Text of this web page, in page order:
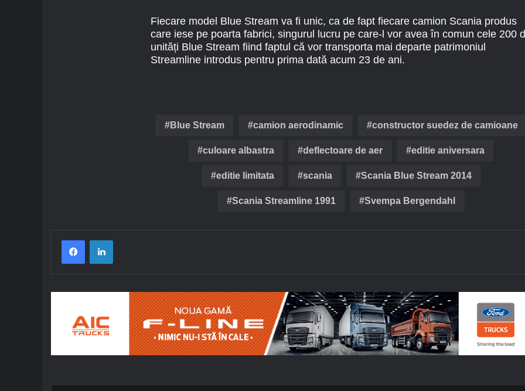
Fiecare model Blue Stream va fi unic, ca de fapt fiecare camion Scania produs
care iese pe poarta fabrici, singurul lucru pe care-l vor avea în comun cele 200
unități Blue Stream fiind faptul că vor transporta mai departe patrimoniul
Streamline introdus pentru prima dată acum 23 de ani.
Blue Stream camion aerodinamic constructor suedez de camioane
culoare albastra deflectoare de aer editie aniversara
editie limitata scania Scania Blue Stream 2014
Scania Streamline 1991 Svempa Bergendahl